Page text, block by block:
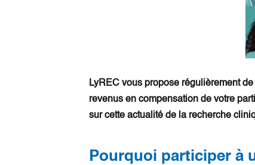
LyREC vous propose régulièrement
revenus en compensation de votre
sur cette actualité de la recherche
Pourquoi participer à